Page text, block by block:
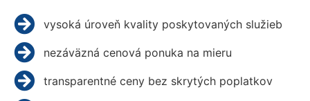
vysoká úroveň kvality poskytovaných služieb
nezáväzná cenová ponuka na mieru
transparentné ceny bez skrytých poplatkov